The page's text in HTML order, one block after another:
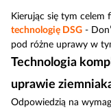
Kierując się tym celem
technologię DSG -
pod różne uprawy w
Technologia
uprawie
Odpowiedzią na